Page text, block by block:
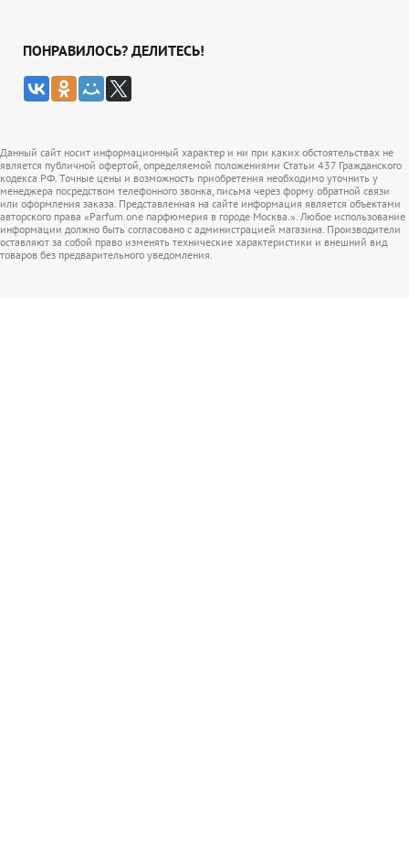
ПОНРАВИЛОСЬ? ДЕЛИТЕСЬ!
Данный сайт носит информационный характер и ни при каких обстоятельствах не
является публичной офертой, определяемой положениями Статьи 437 Гражданского
кодекса РФ. Точные цены и возможность приобретения необходимо уточнить у
менеджера посредством телефонного звонка, письма через форму обратной связи
или оформления заказа. Представленная на сайте информация является объектами
авторского права «Parfum.one парфюмерия в городе Москва.». Любое использование
информации должно быть согласовано с администрацией магазина. Производители
оставляют за собой право изменять технические характеристики и внешний вид
товаров без предварительного уведомления.